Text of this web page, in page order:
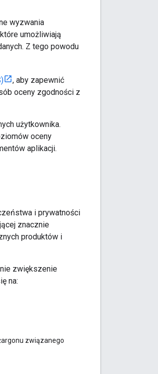
wyzwania
umożliwiają
Z tego powodu
, aby zapewnić
oceny zgodności z
użytkownika.
oceny
aplikacji.
i prywatności
znacznie
produktów i
zwiększenie
na:
związanego